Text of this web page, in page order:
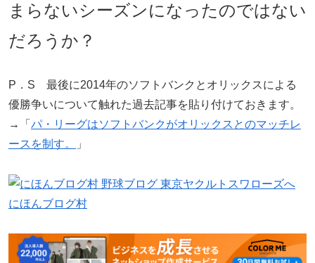
まらないシーズンになったのではない
だろうか？
P．S 最後に2014年のソフトバンクとオリックスによる
優勝争いについて触れた過去記事を貼り付けておきます。
→「 パ・リーグはソフトバンクがオリックスとのマッチレ
ースを制す。
」
にほんブログ村